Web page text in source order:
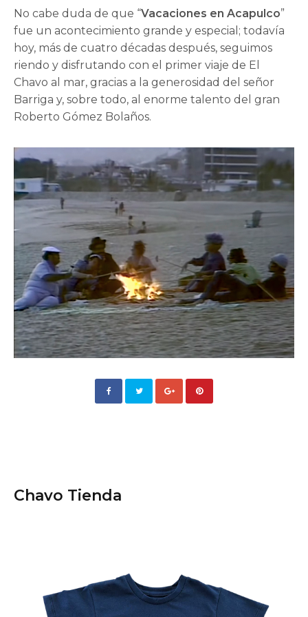
No cabe duda de que “Vacaciones en Acapulco”
fue un acontecimiento grande y especial; todavía
hoy, más de cuatro décadas después, seguimos
riendo y disfrutando con el primer viaje de El
Chavo al mar, gracias a la generosidad del señor
Barriga y, sobre todo, al enorme talento del gran
Roberto Gómez Bolaños.
Chavo Tienda